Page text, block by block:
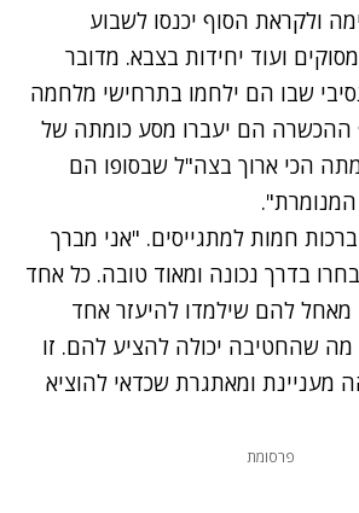
ולקראת הסוף יכנסו לשבוע
ועוד יחידות בצבא. מדובר
שבו הם ילחמו בתרחישי מלחמה
ההכשרה הם יעברו מסע כומתה של
הכי ארוך בצה"ל שבסופו הם
חמות למתגייסים. "אני מברך
בדרך נכונה ומאוד טובה. כל אחד
להם שילמדו להיעזר אחד
מה שהחטיבה יכולה להציע להם. זו
מעניינת ומאתגרת שכדאי להוציא
פרסומת